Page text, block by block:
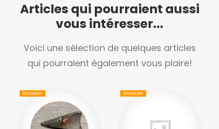
Articles qui pourraient aussi
vous intéresser...
Voici une sélection de quelques articles
qui pourraient également vous plaire!
Occasion Occasion